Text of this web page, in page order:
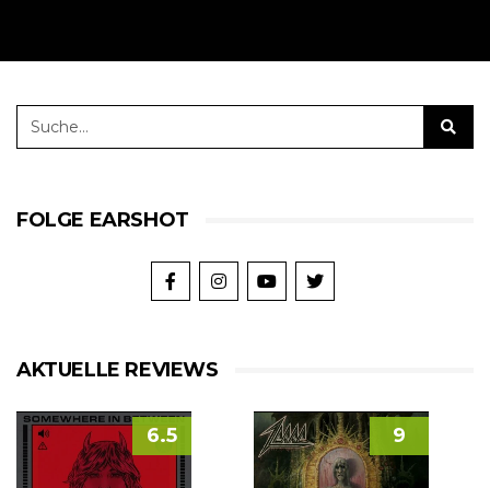
FOLGE EARSHOT
AKTUELLE REVIEWS
6.5 9